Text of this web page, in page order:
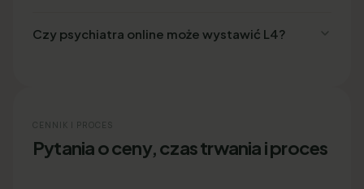
Czy psychiatra online może wystawić L4?
CENNIK I PROCES
Pytania o ceny, czas trwania i proces